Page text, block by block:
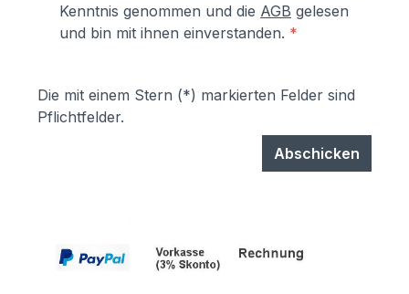
Kenntnis genommen und die AGB gelesen
und bin mit ihnen einverstanden. *
Die mit einem Stern (*) markierten Felder sind
Pflichtfelder.
Abschicken